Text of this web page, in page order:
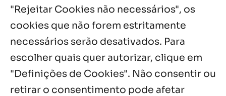
"Rejeitar Cookies não necessários", os
cookies que não forem estritamente
necessários serão desativados. Para
escolher quais quer autorizar, clique em
"Definições de Cookies". Não consentir ou
retirar o consentimento pode afetar
Notícias por Categoria